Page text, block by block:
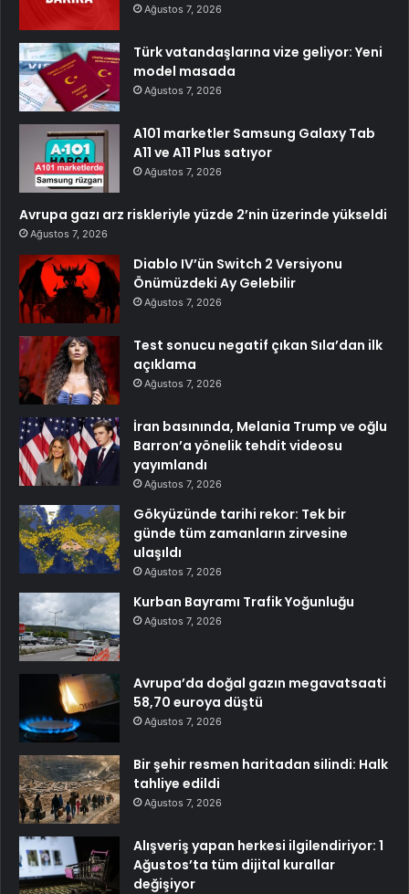
Ağustos 7, 2026
Türk vatandaşlarına vize geliyor: Yeni
model masada
Ağustos 7, 2026
A101 marketler Samsung Galaxy Tab
A11 ve A11 Plus satıyor
Ağustos 7, 2026
Avrupa gazı arz riskleriyle yüzde 2’nin üzerinde yükseldi
Ağustos 7, 2026
Diablo IV’ün Switch 2 Versiyonu
Önümüzdeki Ay Gelebilir
Ağustos 7, 2026
Test sonucu negatif çıkan Sıla’dan ilk
açıklama
Ağustos 7, 2026
İran basınında, Melania Trump ve oğlu
Barron’a yönelik tehdit videosu
yayımlandı
Ağustos 7, 2026
Gökyüzünde tarihi rekor: Tek bir
günde tüm zamanların zirvesine
ulaşıldı
Ağustos 7, 2026
Kurban Bayramı Trafik Yoğunluğu
Ağustos 7, 2026
Avrupa’da doğal gazın megavatsaati
58,70 euroya düştü
Ağustos 7, 2026
Bir şehir resmen haritadan silindi: Halk
tahliye edildi
Ağustos 7, 2026
Alışveriş yapan herkesi ilgilendiriyor: 1
Ağustos’ta tüm dijital kurallar
değişiyor